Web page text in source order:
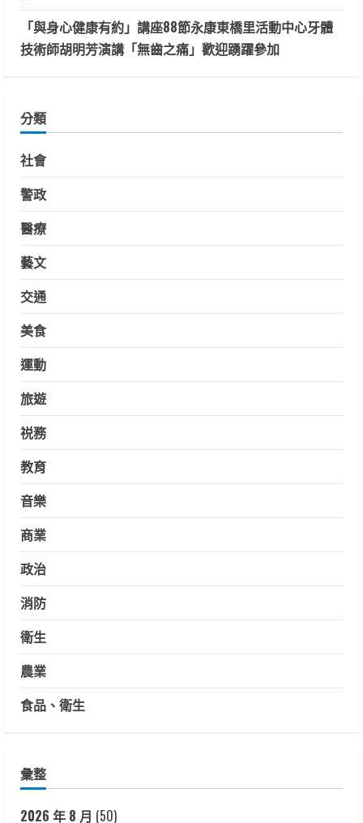
「與身心健康有約」講座88節永康東橋里活動中心牙體
技術師胡明芳演講「無齒之痛」歡迎踴躍參加
分類
社會
警政
醫療
藝文
交通
美食
運動
旅遊
祱務
教育
音樂
商業
政治
消防
衛生
農業
食品、衛生
彙整
2026 年 8 月 (50)